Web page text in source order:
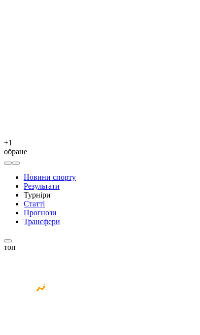
+1
обране
Новини спорту
Результати
Турніри
Статті
Прогнози
Трансфери
топ